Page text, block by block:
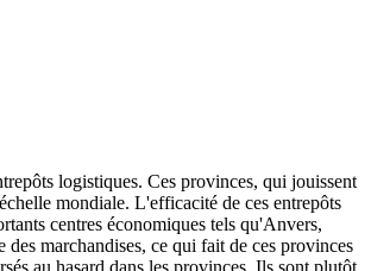
logistiques. Ces provinces, qui jouissent
mondiale. L'efficacité de ces entrepôts
centres économiques tels qu'Anvers,
marchandises, ce qui fait de ces provinces